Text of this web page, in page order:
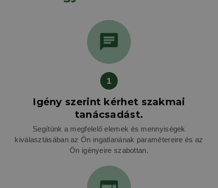
1
Igény szerint kérhet szakmai
tanácsadást.
Segítünk a megfelelő elemek és mennyiségek
kiválasztásában az Ön ingatlanának paramétereire és az
Ön igényeire szabottan.